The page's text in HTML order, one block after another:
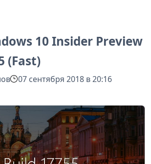
10 Insider Preview
(Fast)
07 сентября 2018 в 20:16